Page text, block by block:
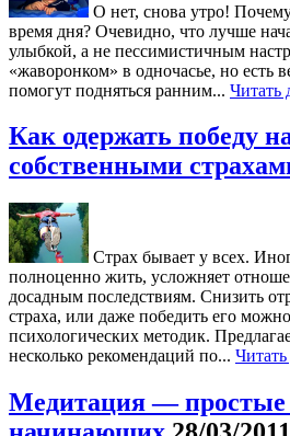
О нет, снова утро!
время дня? Очевидно, что лучше
улыбкой, а не пессимистичным
«жаворонком» в одночасье, но есть
помогут подняться ранним... Читать
Как одержать победу
собственными
Страх бывает у всех.
полноценно жить, усложняет
досадным последствиям. Снизить
страха, или даже победить его
психологических методик.
несколько рекомендаций по... Читать
Медитация — простые